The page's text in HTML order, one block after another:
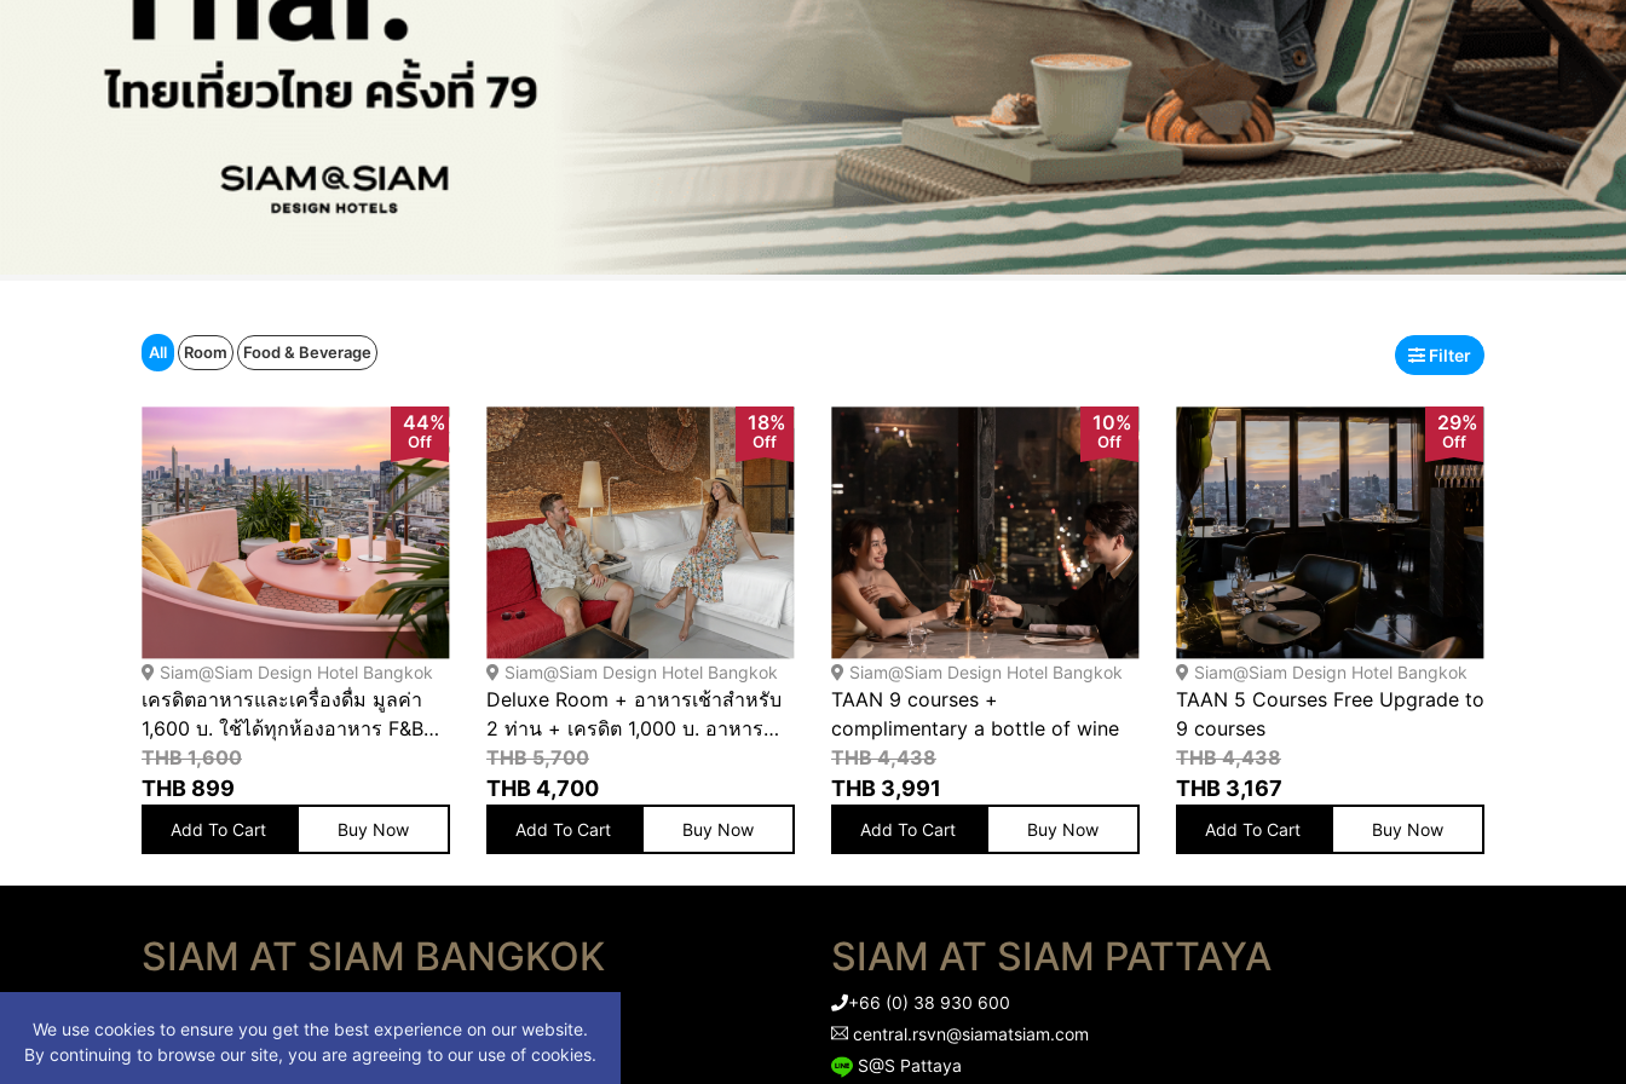
All Room Food & Beverage Filter
View
Siam@Siam Design Hotel Bangkok
เครดิตอาหารและเครื่องดื่ม มูลค่า
1,600 บ. ใช้ได้ทุกห้องอาหาร F&B
Credit value THB 1,600 for all
outlets
44%
Off
THB 1,600
THB 899
Add To Cart Buy Now
View
Siam@Siam Design Hotel Bangkok
Deluxe Room + อาหารเช้าสำหรับ
2 ท่าน + เครดิต 1,000 บ. อาหาร
และเครื่องดื่ม ซื้อ 9 แถม 1 ใบ
Deluxe Room + Breakfast for 2
Credit buy 9 get 1 for free
18%
Off
THB 5,700
THB4,700
Add To Cart Buy Now
View
Siam@Siam Design Hotel Bangkok
TAAN 9 courses +
complimentary a bottle of wine
10%
Off
THB 4,438
THB 3,991
Add To Cart Buy Now
Siam@Siam Design Hotel Bangkok
TAAN 5 Courses Free Upgrade to
9 courses
29%
Off
THB 4,438
THB 3,167
Add To Cart Buy Now
SIAM AT SIAM BANGKOK
central.rsvn@siamatsiam.com
S@S Bangkok
SIAM AT SIAM PATTAYA
+66 (0) 38 930 600
central.rsvn@siamatsiam.com
S@S Pattaya
We use cookies to ensure you get the best experience on our website.
By continuing to browse our site, you are agreeing to our use of cookies.